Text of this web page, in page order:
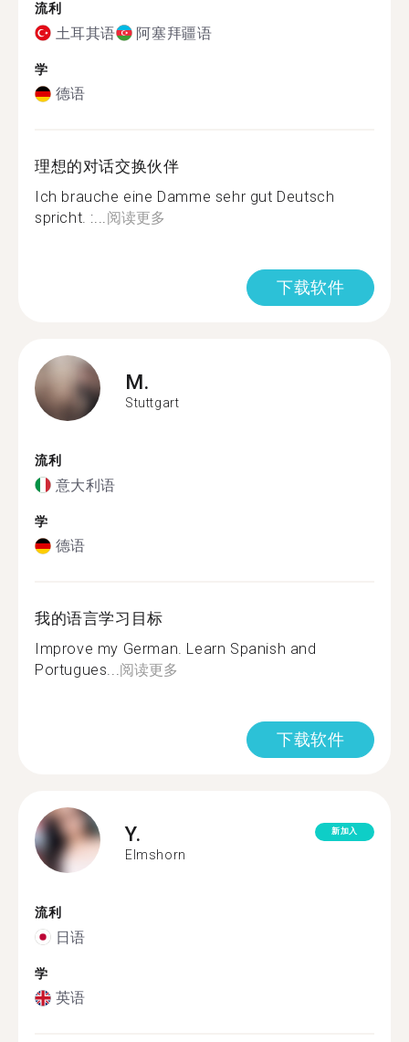
流利
土耳其语 阿塞拜疆语
学
德语
理想的对话交换伙伴
Ich brauche eine Damme sehr gut Deutsch
spricht. :...阅读更多
下载软件
M.
Stuttgart
流利
意大利语
学
德语
我的语言学习目标
Improve my German. Learn Spanish and
Portugues...阅读更多
下载软件
Y.
Elmshorn
新加入
流利
日语
学
英语